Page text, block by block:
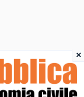
×